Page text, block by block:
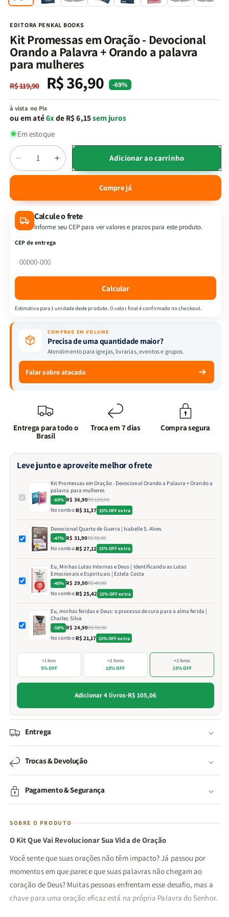
janela
EDITORA PENKAL BOOKS
Kit Promessas em Oração - Devocional
Orando a Palavra + Orando a palavra
para mulheres
Preço
normal
R$ 119,90
Preço
promocional
R$ 36,90 -69%
à vista no Pix
ou em até6xde R$ 6,15sem juros
Em estoque
Quantidade
Diminuir
a
Kit
Promessas
em
Oração
Devocional
+
Orando
palavra
para
mulheres
Aumentar
a
quantidade
Kit
Promessas
em
+
Orando
palavra
para
mulheres
Adicionar ao carrinho
Compre já
Calcule o frete
Informe seu CEP para ver valores e prazos para este produto.
CEP de entrega
Calcular
Estimativa para 1 unidade deste produto. O valor final é confirmado no checkout.
COMPRAS EM VOLUME
Precisa de uma quantidade maior?
Atendimento para igrejas, livrarias, eventos e grupos.
Falar sobre atacado
Entrega para todo o
Brasil
Troca em 7 dias Compra segura
Leve junto e aproveite melhor o frete
Kit Promessas em Oração - Devocional Orando a Palavra + Orando a
palavra para mulheres
-69% R$ 36,90R$ 119,90
No combo:R$ 31,37 15% OFF extra
Devocional Quarto de Guerra | Isabelle S. Alves
-47% R$ 31,90R$ 59,90
No combo:R$ 27,12 15% OFF extra
Eu, Minhas Lutas Internas e Deus | Identificando as Lutas
Emocionais e Espirituais | Estela Costa
-40% R$ 29,90R$ 49,80
No combo:R$ 25,42 15% OFF extra
Eu, minhas feridas e Deus: o processo de cura para a alma ferida |
Charles Silva
-58% R$ 24,90R$ 59,90
No combo:R$ 21,17 15% OFF extra
+1 livro
5% OFF
+2 livros
10% OFF
+3 livros
15% OFF
Adicionar 4 livros·R$ 105,06
Entrega
Trocas & Devolução
Pagamento & Segurança
SOBRE O PRODUTO
O Kit Que Vai Revolucionar Sua Vida de Oração
Você sente que suas orações não têm impacto? Já passou por
momentos em que parece que suas palavras não chegam ao
coração de Deus? Muitas pessoas enfrentam esse desafio, mas a
chave para uma oração eficaz está na própria Palavra do Senhor.